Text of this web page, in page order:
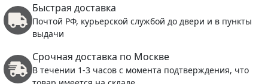
Быстрая доставка
Почтой РФ, курьерской службой до двери и в пункты
выдачи
Срочная доставка по Москве
В течении 1-3 часов с момента подтверждения, что